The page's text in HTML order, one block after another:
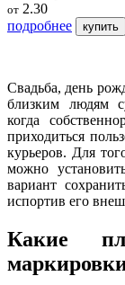
от 2.30
подробнее
купить
Свадьба, день
близким людям
когда
приходиться
курьеров. Для
можно
вариант
испортив его
Какие